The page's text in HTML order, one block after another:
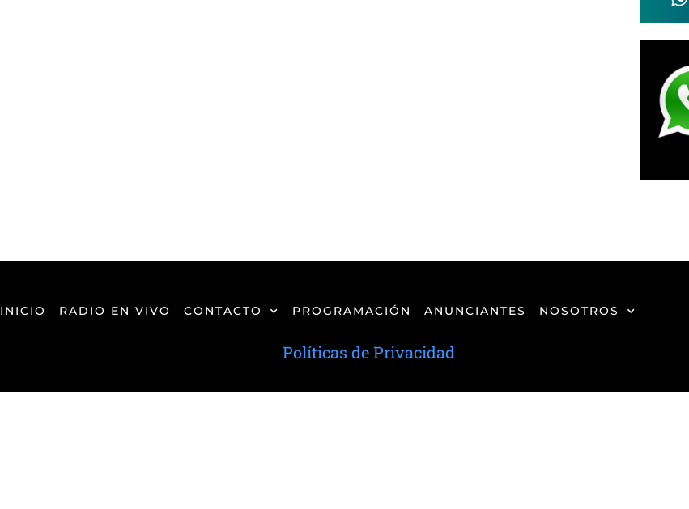
INICIO RADIO EN VIVO CONTACTO PROGRAMACIÓN ANUNCIANTES NOSOTROS
Políticas de Privacidad